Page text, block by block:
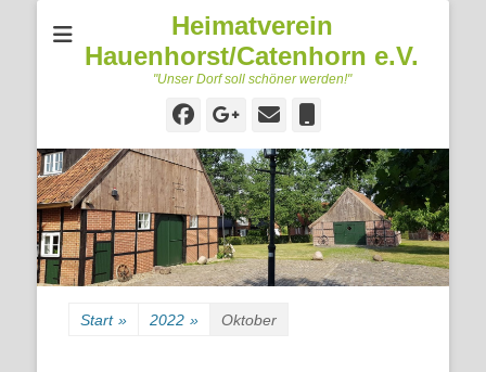
Heimatverein
Hauenhorst/Catenhorn e.V.
"Unser Dorf soll schöner werden!"
Facebook
Googleplus
E-
Start » 2022 » Oktober